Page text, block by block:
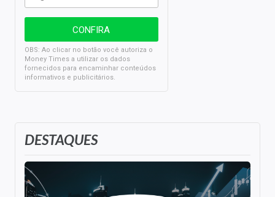
DESTAQUES
OBS: Ao clicar no botão você autoriza o
Money Times a utilizar os dados
fornecidos para encaminhar conteúdos
informativos e publicitários.